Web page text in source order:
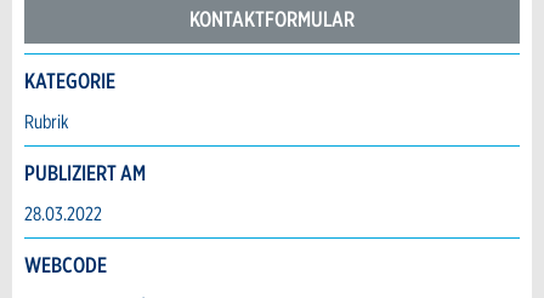
Nachricht
ANZEIGE WEITEREMPFEHLEN
KONTAKTFORMULAR
Kontakt
Verfassen Sie eine Nachricht für die Kontaktpersonen dieser
Anzeige.
KATEGORIE
Rubrik
PUBLIZIERT AM
28.03.2022
WEBCODE